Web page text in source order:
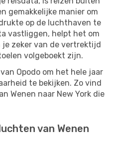
gemakkelijke manier om
op de luchthaven te
vastliggen, helpt het om
je zeker van de vertrektijd
volgeboekt zijn.
Opodo om het hele jaar
te bekijken. Zo vind
Wenen naar New York die
van Wenen